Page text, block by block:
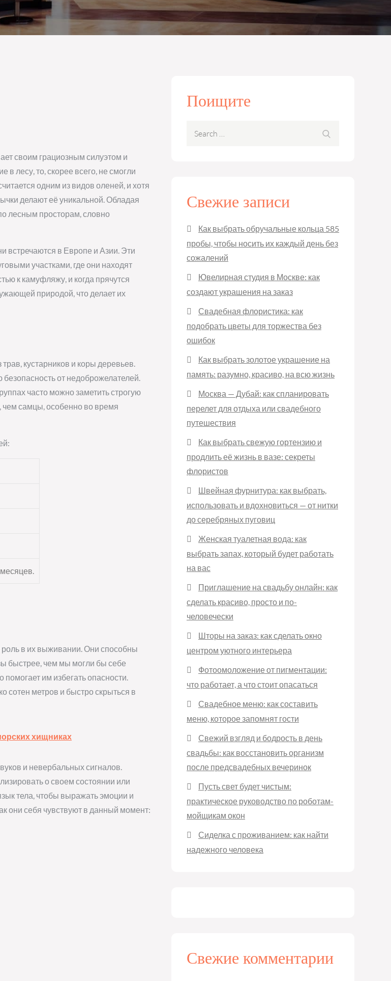
своим грациозным силуэтом и
лесу, то, скорее всего, не смогли
одним из видов оленей, и хотя
делают её уникальной. Обладая
лесным просторам, словно
встречаются в Европе и Азии. Эти
участками, где они находят
к камуфляжу, и когда прячутся
природой, что делает их
кустарников и коры деревьев.
от недоброжелателей.
часто можно заметить строгую
самцы, особенно во время
в их выживании. Они способны
быстрее, чем мы могли бы себе
им избегать опасности.
сотен метров и быстро скрыться в
хищниках
и невербальных сигналов.
о своем состоянии или
тела, чтобы выражать эмоции и
они себя чувствуют в данный момент:
Поищите
Свежие записи
Как выбрать обручальные кольца 585
пробы, чтобы носить их каждый день без
сожалений
Ювелирная студия в Москве: как
создают украшения на заказ
Свадебная флористика: как
подобрать цветы для торжества без
ошибок
Как выбрать золотое украшение на
память: разумно, красиво, на всю жизнь
Москва — Дубай: как спланировать
перелет для отдыха или свадебного
путешествия
Как выбрать свежую гортензию и
продлить её жизнь в вазе: секреты
флористов
Швейная фурнитура: как выбрать,
использовать и вдохновиться — от нитки
до серебряных пуговиц
Женская туалетная вода: как
выбрать запах, который будет работать
на вас
Приглашение на свадьбу онлайн: как
сделать красиво, просто и по-
человечески
Шторы на заказ: как сделать окно
центром уютного интерьера
Фотоомоложение от пигментации:
что работает, а что стоит опасаться
Свадебное меню: как составить
меню, которое запомнят гости
Свежий взгляд и бодрость в день
свадьбы: как восстановить организм
после предсвадебных вечеринок
Пусть свет будет чистым:
практическое руководство по роботам-
мойщикам окон
Сиделка с проживанием: как найти
надежного человека
Свежие комментарии